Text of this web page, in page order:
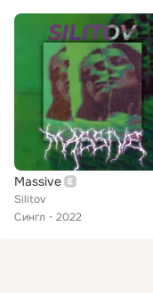
Massive
Silitov
Сингл
2022